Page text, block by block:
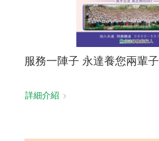
服務一陣子 永達養您兩輩子
詳細介紹